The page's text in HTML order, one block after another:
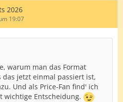
2026
19:07
warum man das Format
jetzt einmal passiert ist,
Und als Price-Fan find' ich
wichtige Entscheidung.